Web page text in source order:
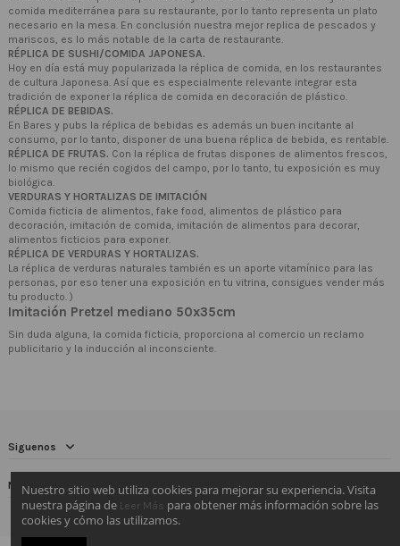
comida mediterránea para su restaurante, por lo tanto representa un plato
necesario en la mesa. En conclusión nuestra mejor replica de pescados y
mariscos, es lo más notable de la carta de restaurante.
RÉPLICA DE SUSHI/COMIDA JAPONESA.
Hoy en día está muy popularizada la réplica de comida, en los restaurantes
de cultura Japonesa. Así que es especialmente relevante integrar esta
tradición de exponer la réplica de comida en decoración de plástico.
RÉPLICA DE BEBIDAS.
En Bares y pubs la réplica de bebidas es además un buen incitante al
consumo, por lo tanto, disponer de una buena réplica de bebida, es rentable.
RÉPLICA DE FRUTAS. Con la réplica de frutas dispones de alimentos frescos,
lo mismo que recién cogidos del campo, por lo tanto, tu exposición es muy
biológica.
VERDURAS Y HORTALIZAS DE IMITACIÓN
Comida ficticia de alimentos, fake food, alimentos de plástico para
decoración, imitación de comida, imitación de alimentos para decorar,
alimentos ficticios para exponer.
RÉPLICA DE VERDURAS Y HORTALIZAS.
La réplica de verduras naturales también es un aporte vitamínico para las
personas, por eso tener una exposición en tu vitrina, consigues vender más
tu producto. )
Imitación Pretzel mediano 50x35cm
Sin duda alguna, la comida ficticia, proporciona al comercio un reclamo
publicitario y la inducción al inconsciente.
Siguenos
Newsletter
Nuestro sitio web utiliza cookies para mejorar su experiencia. Visita
nuestra página de Leer Más para obtener más información sobre las
cookies y cómo las utilizamos.